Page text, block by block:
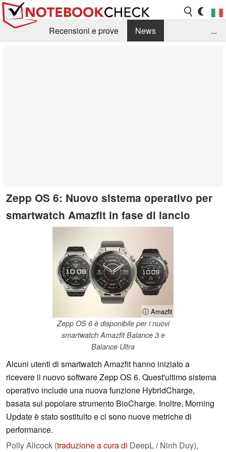
Recensioni e prove
News
...
Zepp OS 6: Nuovo sistema operativo per
smartwatch Amazfit in fase di lancio
ⓘ Amazfit
Zepp OS 6 è disponibile per i nuovi
smartwatch Amazfit Balance 3 e
Balance Ultra
Alcuni utenti di smartwatch Amazfit hanno iniziato a
ricevere il nuovo software Zepp OS 6. Quest'ultimo sistema
operativo include una nuova funzione HybridCharge,
basata sul popolare strumento BioCharge. Inoltre, Morning
Update è stato sostituito e ci sono nuove metriche di
performance.
Polly Allcock (traduzione a cura di DeepL / Ninh Duy),